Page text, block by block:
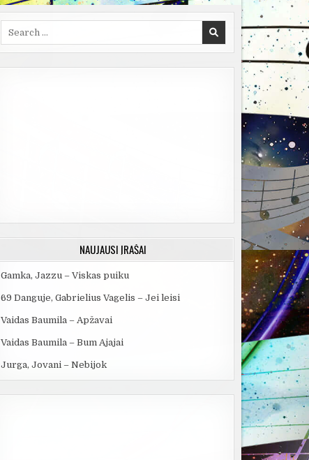
NAUJAUSI ĮRAŠAI
Gamka, Jazzu – Viskas puiku
69 Danguje, Gabrielius Vagelis – Jei leisi
Vaidas Baumila – Apžavai
Vaidas Baumila – Bum Ajajai
Jurga, Jovani – Nebijok